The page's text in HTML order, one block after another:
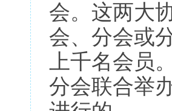
会。这两大
会、分会或
上千名会员
分会联合举